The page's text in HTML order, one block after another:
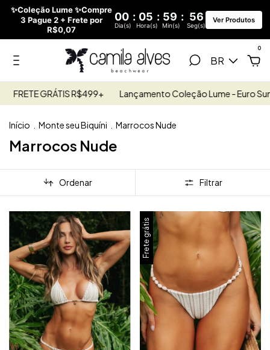
✨Coleção Lume ✨Compre
3 Pague 2 + Frete por
R$0,07
00 : 05 : 59 : 56
Dia(s) Hora(s) Min(s) Seg(s)
Ver Produtos
BR
0
FRETE GRÁTIS R$499+ Lançamento Coleção Lume - Euro
Início Monte seu Biquíni Marrocos Nude
Marrocos Nude
Ordenar Filtrar
Frete grátis